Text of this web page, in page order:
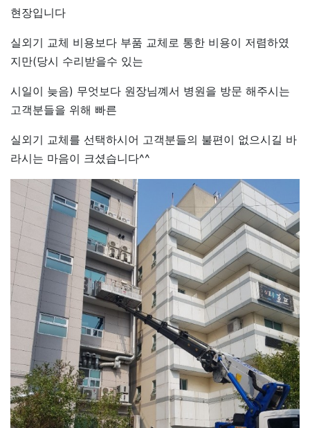
현장입니다
실외기 교체 비용보다 부품 교체로 통한 비용이 저렴하였
지만(당시 수리받을수 있는
시일이 늦음) 무엇보다 원장님꼐서 병원을 방문 해주시는
고객분들을 위해 빠른
실외기 교체를 선택하시어 고객분들의 불편이 없으시길 바
라시는 마음이 크셨습니다^^